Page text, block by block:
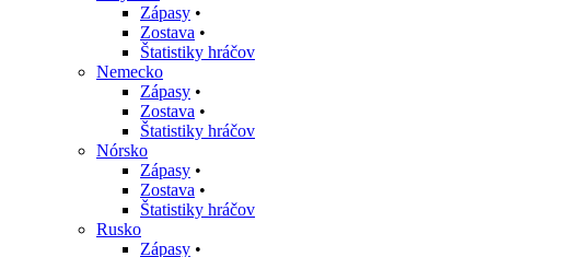
Zápasy •
Zostava •
Štatistiky hráčov
Nemecko
Zápasy •
Zostava •
Štatistiky hráčov
Nórsko
Zápasy •
Zostava •
Štatistiky hráčov
Rusko
Zápasy •